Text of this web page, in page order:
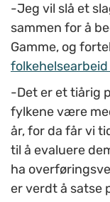
-Jeg vil slå et
sammen for å
Gamme, og
-Det er et tiårig
fylkene være
år, for da får vi
til å evaluere
ha
er verdt å satse